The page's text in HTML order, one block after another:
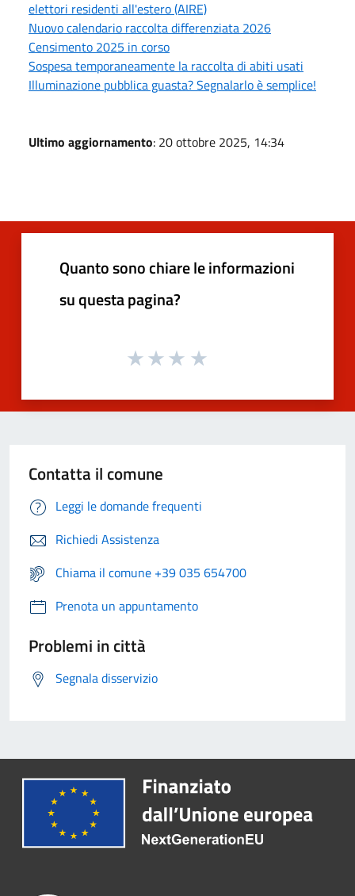
elettori residenti all'estero (AIRE)
Nuovo calendario raccolta differenziata 2026
Censimento 2025 in corso
Sospesa temporaneamente la raccolta di abiti usati
Illuminazione pubblica guasta? Segnalarlo è semplice!
Ultimo aggiornamento: 20 ottobre 2025, 14:34
Quanto sono chiare le informazioni
su questa pagina?
Contatta il comune
Leggi le domande frequenti
Richiedi Assistenza
Chiama il comune +39 035 654700
Prenota un appuntamento
Problemi in città
Segnala disservizio